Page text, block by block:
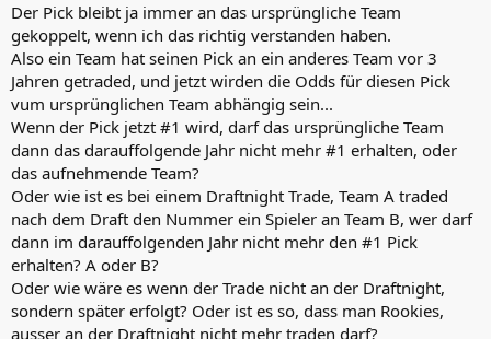
:
Der Pick bleibt ja immer an das ursprüngliche Team
gekoppelt, wenn ich das richtig verstanden haben.
Also ein Team hat seinen Pick an ein anderes Team vor 3
Jahren getraded, und jetzt wirden die Odds für diesen Pick
vum ursprünglichen Team abhängig sein...
Wenn der Pick jetzt #1 wird, darf das ursprüngliche Team
dann das darauffolgende Jahr nicht mehr #1 erhalten, oder
das aufnehmende Team?
Oder wie ist es bei einem Draftnight Trade, Team A traded
nach dem Draft den Nummer ein Spieler an Team B, wer darf
dann im darauffolgenden Jahr nicht mehr den #1 Pick
erhalten? A oder B?
Oder wie wäre es wenn der Trade nicht an der Draftnight,
sondern später erfolgt? Oder ist es so, dass man Rookies,
ausser an der Draftnight nicht mehr traden darf?